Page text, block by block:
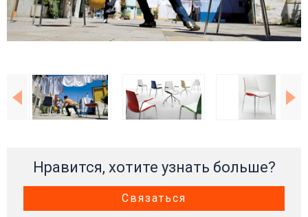
Нравится, хотите узнать больше?
Связаться